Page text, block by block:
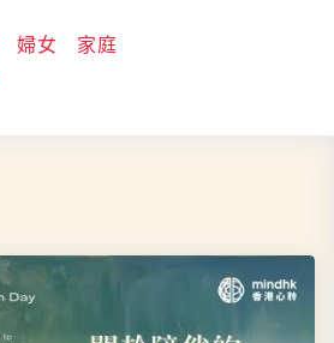
婦女
家庭